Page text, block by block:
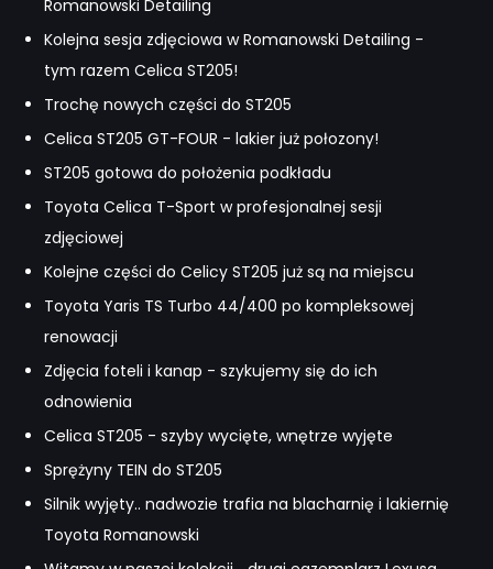
Romanowski Detailing
Kolejna sesja zdjęciowa w Romanowski Detailing -
tym razem Celica ST205!
Trochę nowych części do ST205
Celica ST205 GT-FOUR - lakier już połozony!
ST205 gotowa do położenia podkładu
Toyota Celica T-Sport w profesjonalnej sesji
zdjęciowej
Kolejne części do Celicy ST205 już są na miejscu
Toyota Yaris TS Turbo 44/400 po kompleksowej
renowacji
Zdjęcia foteli i kanap - szykujemy się do ich
odnowienia
Celica ST205 - szyby wycięte, wnętrze wyjęte
Sprężyny TEIN do ST205
Silnik wyjęty.. nadwozie trafia na blacharnię i lakiernię
Toyota Romanowski